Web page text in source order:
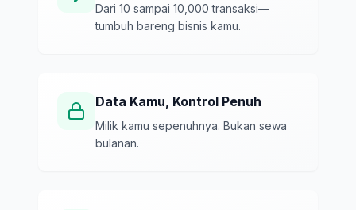
Dari 10 sampai 10,000 transaksi—
tumbuh bareng bisnis kamu.
Data Kamu, Kontrol Penuh
Milik kamu sepenuhnya. Bukan sewa
bulanan.